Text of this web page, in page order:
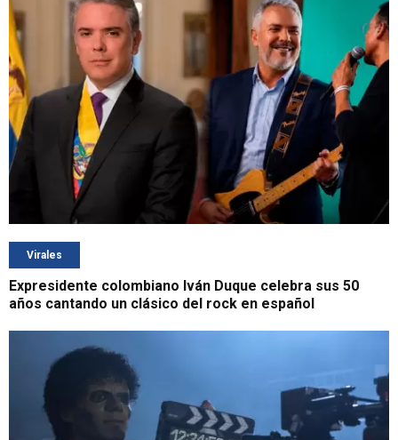
Virales
Expresidente colombiano Iván Duque celebra sus 50
años cantando un clásico del rock en español